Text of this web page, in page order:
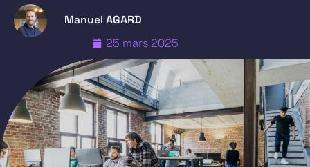
Manuel AGARD
25 mars 2025